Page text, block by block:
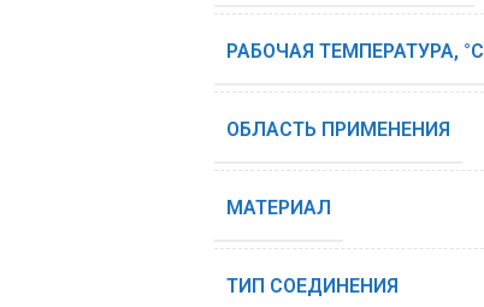
РАБОЧАЯ ТЕМПЕРАТУРА, °С
ОБЛАСТЬ ПРИМЕНЕНИЯ
МАТЕРИАЛ
ТИП СОЕДИНЕНИЯ